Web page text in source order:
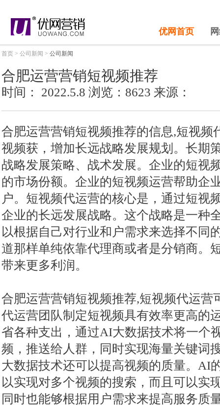
优网首页
首页 > 公司新闻 > 公司新闻
合肥运营营销短视频推荐
时间： 2022.5.8 浏览：8623 来源：
合肥运营营销短视频推荐的信息,短视频
视频获，增加长远战略发展规划。长期
战略发展策略、战术发展。企业的短视
的市场份额。企业的短视频运营帮助企
户。短视频代运营的核心是，通过短视
企业的长远发展战略。这个战略是一种
以根据自己对行业和户需求来选择不同
道那样单纯依靠代理商或者是分销商。
带来更多利润。
合肥运营营销短视频推荐,短视频代运营
代运营团队制定短视频具有效率更高的
省各种支出，通过AI大数据技术将一个
频，推送给人群，同时实现海量关键词
大数据技术还可以提高视频的质量。AI
以实现对多个视频的搜索，而且可以实
同时也能够根据用户需求来提高服务质